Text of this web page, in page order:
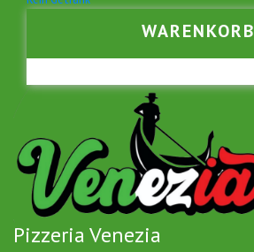
NavigationWARENKORB
Pizzeria Venezia